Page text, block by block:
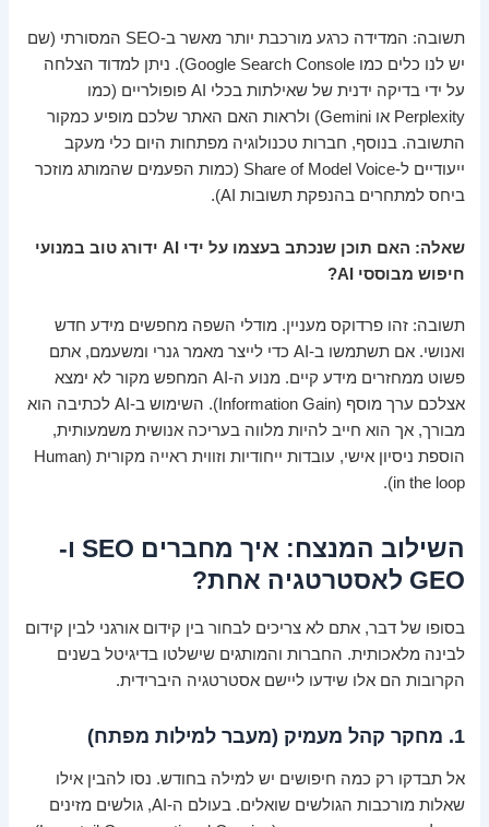
תשובה: המדידה כרגע מורכבת יותר מאשר ב-SEO המסורתי (שם
יש לנו כלים כמו Google Search Console). ניתן למדוד הצלחה
על ידי בדיקה ידנית של שאילתות בכלי AI פופולריים (כמו
Perplexity או Gemini) ולראות האם האתר שלכם מופיע כמקור
התשובה. בנוסף, חברות טכנולוגיה מפתחות היום כלי מעקב
ייעודיים ל-Share of Model Voice (כמות הפעמים שהמותג מוזכר
ביחס למתחרים בהנפקת תשובות AI).
שאלה: האם תוכן שנכתב בעצמו על ידי AI ידורג טוב במנועי
חיפוש מבוססי AI?
תשובה: זהו פרדוקס מעניין. מודלי השפה מחפשים מידע חדש
ואנושי. אם תשתמשו ב-AI כדי לייצר מאמר גנרי ומשעמם, אתם
פשוט ממחזרים מידע קיים. מנוע ה-AI המחפש מקור לא ימצא
אצלכם ערך מוסף (Information Gain). השימוש ב-AI לכתיבה הוא
מבורך, אך הוא חייב להיות מלווה בעריכה אנושית משמעותית,
הוספת ניסיון אישי, עובדות ייחודיות וזווית ראייה מקורית (Human
in the loop).
השילוב המנצח: איך מחברים SEO ו-
GEO לאסטרטגיה אחת?
בסופו של דבר, אתם לא צריכים לבחור בין קידום אורגני לבין קידום
לבינה מלאכותית. החברות והמותגים שישלטו בדיגיטל בשנים
הקרובות הם אלו שידעו ליישם אסטרטגיה היברידית.
1. מחקר קהל מעמיק (מעבר למילות מפתח)
אל תבדקו רק כמה חיפושים יש למילה בחודש. נסו להבין אילו
שאלות מורכבות הגולשים שואלים. בעולם ה-AI, גולשים מזינים